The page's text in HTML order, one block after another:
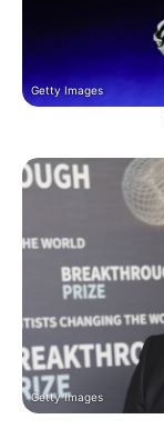
Getty Images
Getty Images